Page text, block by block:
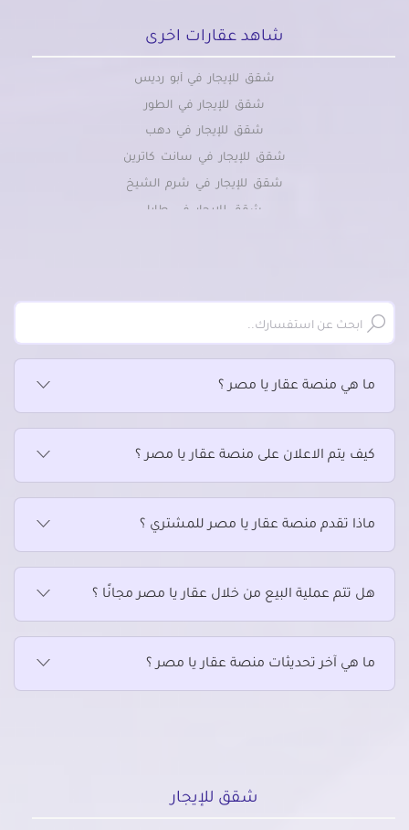
شاهد عقارات اخرى
شقق للإيجار في أبو رديس
شقق للإيجار في الطور
شقق للإيجار في دهب
شقق للإيجار في سانت كاترين
شقق للإيجار في شرم الشيخ
شقق للإيجار في طابا
ما هي منصة عقار يا مصر ؟
كيف يتم الاعلان على منصة عقار يا مصر ؟
ماذا تقدم منصة عقار يا مصر للمشتري ؟
هل تتم عملية البيع من خلال عقار يا مصر مجانًا ؟
ما هي آخر تحديثات منصة عقار يا مصر ؟
شقق للإيجار